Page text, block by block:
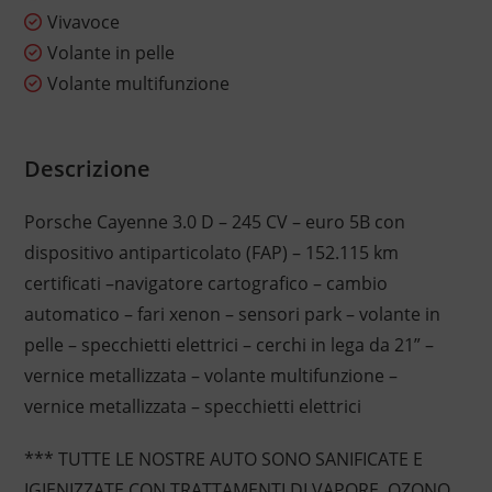
Vivavoce
Volante in pelle
Volante multifunzione
Descrizione
Porsche Cayenne 3.0 D – 245 CV – euro 5B con
dispositivo antiparticolato (FAP) – 152.115 km
certificati –navigatore cartografico – cambio
automatico – fari xenon – sensori park – volante in
pelle – specchietti elettrici – cerchi in lega da 21” –
vernice metallizzata – volante multifunzione –
vernice metallizzata – specchietti elettrici
*** TUTTE LE NOSTRE AUTO SONO SANIFICATE E